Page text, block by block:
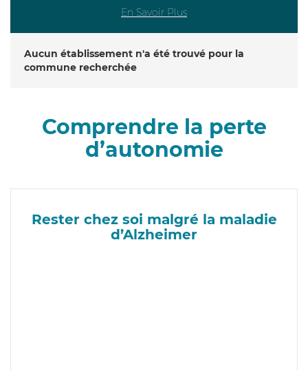
En Savoir Plus
Aucun établissement n'a été trouvé pour la
commune recherchée
Comprendre la perte
d’autonomie
Rester chez soi malgré la maladie
d’Alzheimer